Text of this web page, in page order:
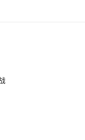
漏洞检测
理、PPT 制作
让你的办公